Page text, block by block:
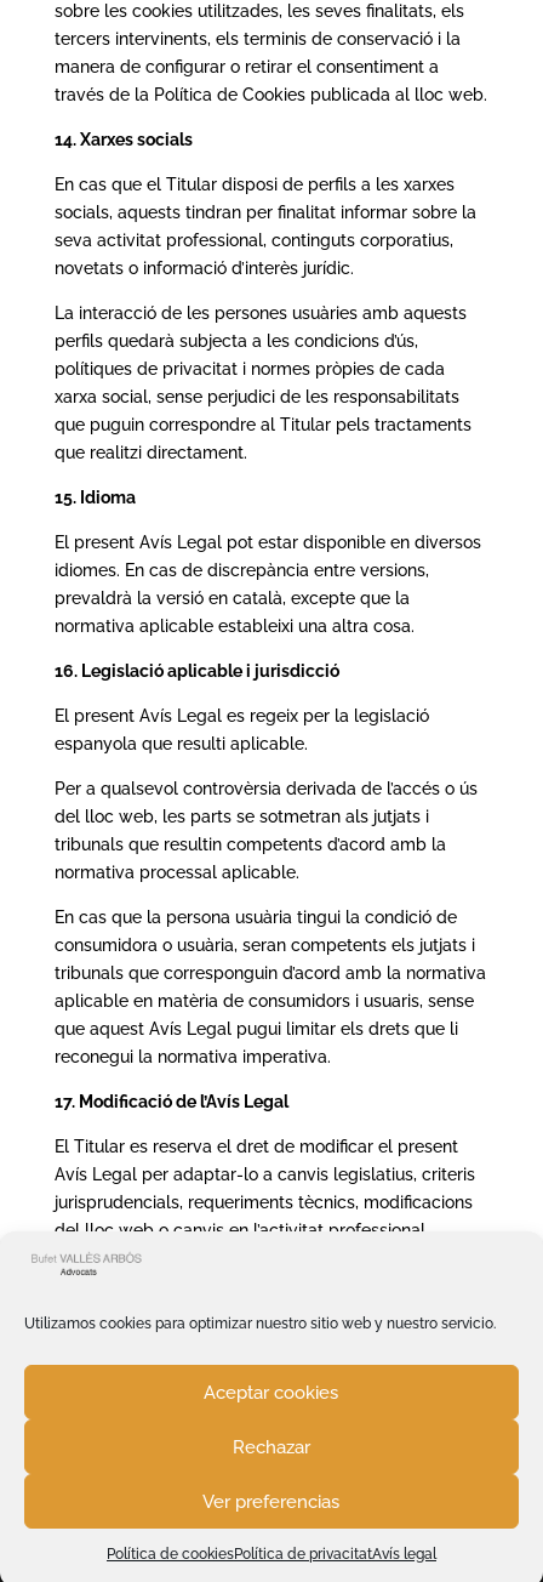
Utilizamos cookies para optimizar nuestro sitio web y nuestro servicio.
Aceptar cookies
Rechazar
Ver preferencias
Política de cookiesPolítica de privacitatAvís legal
sobre les cookies utilitzades, les seves finalitats, els
tercers intervinents, els terminis de conservació i la
manera de configurar o retirar el consentiment a
través de la Política de Cookies publicada al lloc web.
14. Xarxes socials
En cas que el Titular disposi de perfils a les xarxes
socials, aquests tindran per finalitat informar sobre la
seva activitat professional, continguts corporatius,
novetats o informació d’interès jurídic.
La interacció de les persones usuàries amb aquests
perfils quedarà subjecta a les condicions d’ús,
polítiques de privacitat i normes pròpies de cada
xarxa social, sense perjudici de les responsabilitats
que puguin correspondre al Titular pels tractaments
que realitzi directament.
15. Idioma
El present Avís Legal pot estar disponible en diversos
idiomes. En cas de discrepància entre versions,
prevaldrà la versió en català, excepte que la
normativa aplicable estableixi una altra cosa.
16. Legislació aplicable i jurisdicció
El present Avís Legal es regeix per la legislació
espanyola que resulti aplicable.
Per a qualsevol controvèrsia derivada de l’accés o ús
del lloc web, les parts se sotmetran als jutjats i
tribunals que resultin competents d’acord amb la
normativa processal aplicable.
En cas que la persona usuària tingui la condició de
consumidora o usuària, seran competents els jutjats i
tribunals que corresponguin d’acord amb la normativa
aplicable en matèria de consumidors i usuaris, sense
que aquest Avís Legal pugui limitar els drets que li
reconegui la normativa imperativa.
17. Modificació de l’Avís Legal
El Titular es reserva el dret de modificar el present
Avís Legal per adaptar-lo a canvis legislatius, criteris
jurisprudencials, requeriments tècnics, modificacions
del lloc web o canvis en l’activitat professional.
La versió vigent serà la que es trobi publicada al lloc
COPYRIGHT BUFET VALLÈS ARBÓS SCP 2024. Tots els
drets reservats.
Política de Cookies-Política de privacitat-Avís legal